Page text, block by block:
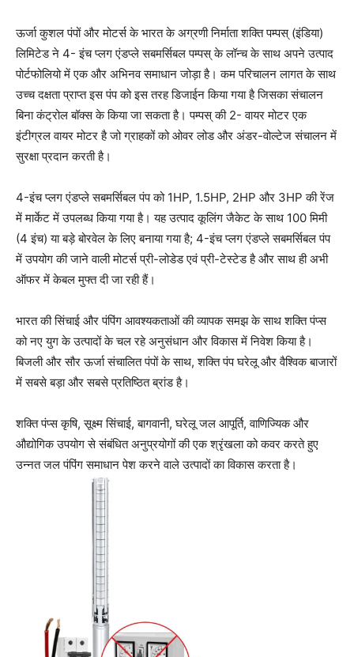
ऊर्जा कुशल पंपों और मोटर्स के भारत के अग्रणी निर्माता शक्ति पम्पस् (इंडिया)
लिमिटेड ने 4- इंच प्लग एंडप्ले सबमर्सिबल पम्पस् के लॉन्च के साथ अपने उत्पाद
पोर्टफोलियो में एक और अभिनव समाधान जोड़ा है। कम परिचालन लागत के साथ
उच्च दक्षता प्राप्त इस पंप को इस तरह डिजाईन किया गया है जिसका संचालन
बिना कंट्रोल बॉक्स के किया जा सकता है। पम्पस् की 2- वायर मोटर एक
इंटीग्रल वायर मोटर है जो ग्राहकों को ओवर लोड और अंडर-वोल्टेज संचालन में
सुरक्षा प्रदान करती है।
4-इंच प्लग एंडप्ले सबमर्सिबल पंप को 1HP, 1.5HP, 2HP और 3HP की रेंज
में मार्केट में उपलब्ध किया गया है। यह उत्पाद कूलिंग जैकेट के साथ 100 मिमी
(4 इंच) या बड़े बोरवेल के लिए बनाया गया है; 4-इंच प्लग एंडप्ले सबमर्सिबल पंप
में उपयोग की जाने वाली मोटर्स प्री-लोडेड एवं प्री-टेस्टेड है और साथ ही अभी
ऑफर में केबल मुफ्त दी जा रही हैं।
भारत की सिंचाई और पंपिंग आवश्यकताओं की व्यापक समझ के साथ शक्ति पंप्स
को नए युग के उत्पादों के चल रहे अनुसंधान और विकास में निवेश किया है।
बिजली और सौर ऊर्जा संचालित पंपों के साथ, शक्ति पंप घरेलू और वैश्विक बाजारों
में सबसे बड़ा और सबसे प्रतिष्ठित ब्रांड है।
शक्ति पंप्स कृषि, सूक्ष्म सिंचाई, बागवानी, घरेलू जल आपूर्ति, वाणिज्यिक और
औद्योगिक उपयोग से संबंधित अनुप्रयोगों की एक श्रृंखला को कवर करते हुए
उन्नत जल पंपिंग समाधान पेश करने वाले उत्पादों का विकास करता है।